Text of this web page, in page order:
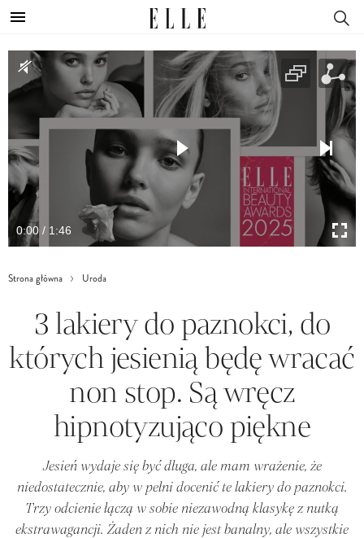
0:00 / 1:46
Strona główna Uroda
3 lakiery do paznokci, do
których jesienią będę wracać
non stop. Są wręcz
hipnotyzująco piękne
Jesień wydaje się być długa, ale mam wrażenie, że
niedostatecznie, aby w pełni docenić te lakiery do paznokci.
Trzy odcienie łączą w sobie niezawodną klasykę z nutką
ekstrawagancji. Żaden z nich nie jest banalny, ale wszystkie